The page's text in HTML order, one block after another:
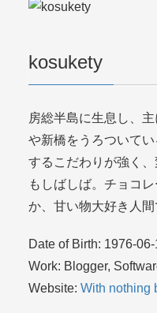
kosukety
房総半島に生息し、
や新橋をうろついて
するこだわりが強く
もしばしば。チョコ
か、甘い物大好き人間
Date of Birth: 1976-
Work: Blogger,
Website: With nothing